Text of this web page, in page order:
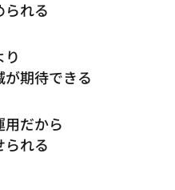
られる
り
が期待できる
用だから
られる